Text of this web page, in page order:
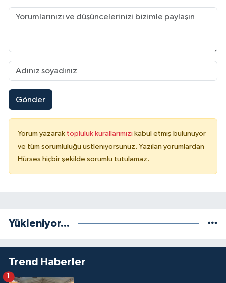
Gönder
Yorum yazarak topluluk kurallarımızı kabul etmiş bulunuyor
ve tüm sorumluluğu üstleniyorsunuz. Yazılan yorumlardan
Hürses hiçbir şekilde sorumlu tutulamaz.
Yükleniyor...
Trend Haberler
1